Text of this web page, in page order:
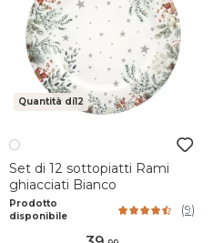
Quantità di12
Set di 12 sottopiatti Rami
ghiacciati Bianco
Prodotto
disponibile
(9)